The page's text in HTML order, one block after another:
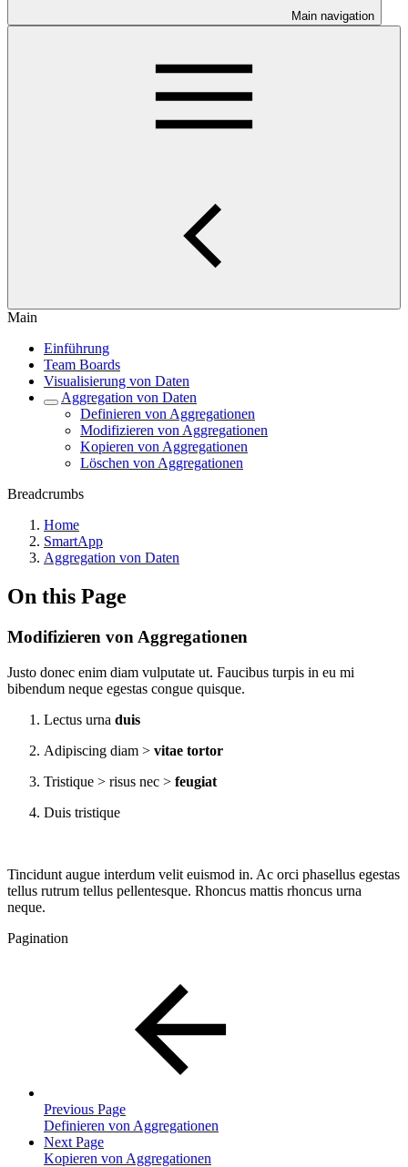
Main navigation
Main
Einführung
Team Boards
Visualisierung von Daten
Aggregation von Daten
Definieren von Aggregationen
Modifizieren von Aggregationen
Kopieren von Aggregationen
Löschen von Aggregationen
Breadcrumbs
Home
SmartApp
Aggregation von Daten
On this Page
Modifizieren von Aggregationen
Justo donec enim diam vulputate ut. Faucibus turpis in eu mi
bibendum neque egestas congue quisque.
Lectus urna duis
Adipiscing diam > vitae tortor
Tristique > risus nec > feugiat
Duis tristique
Tincidunt augue interdum velit euismod in. Ac orci phasellus egestas
tellus rutrum tellus pellentesque. Rhoncus mattis rhoncus urna
neque.
Pagination
Previous Page
Definieren von Aggregationen
Next Page
Kopieren von Aggregationen